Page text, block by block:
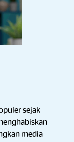
sejak
media